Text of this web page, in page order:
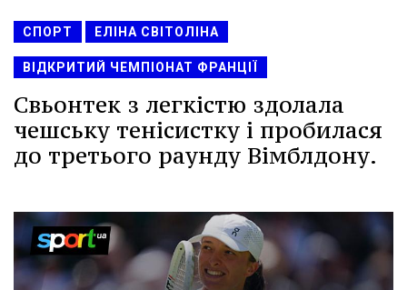
СПОРТ ЕЛІНА СВІТОЛІНА
ВІДКРИТИЙ ЧЕМПІОНАТ ФРАНЦІЇ
Свьонтек з легкістю здолала
чешську тенісистку і пробилася
до третього раунду Вімблдону.